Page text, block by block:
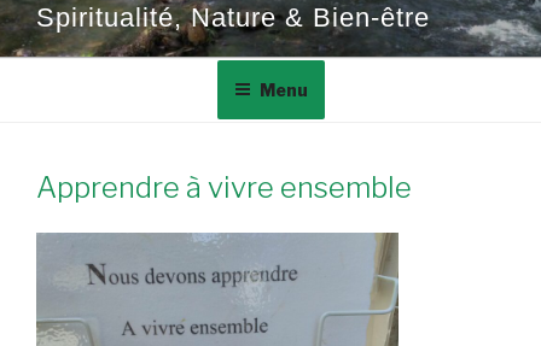
Spiritualité, Nature & Bien-être
Menu
Apprendre à vivre ensemble